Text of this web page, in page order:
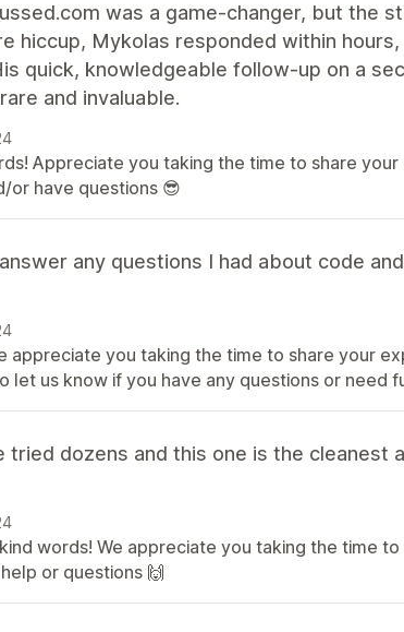
was a game-changer, but the
hiccup, Mykolas responded within
quick, knowledgeable follow-up on a
and invaluable.
Appreciate you taking the time to share your
or have questions 😎
any questions I had about code
appreciate you taking the time to share your
let us know if you have any questions or need
dozens and this one is the cleanest
kind words! We appreciate you taking the time
or questions 🙌